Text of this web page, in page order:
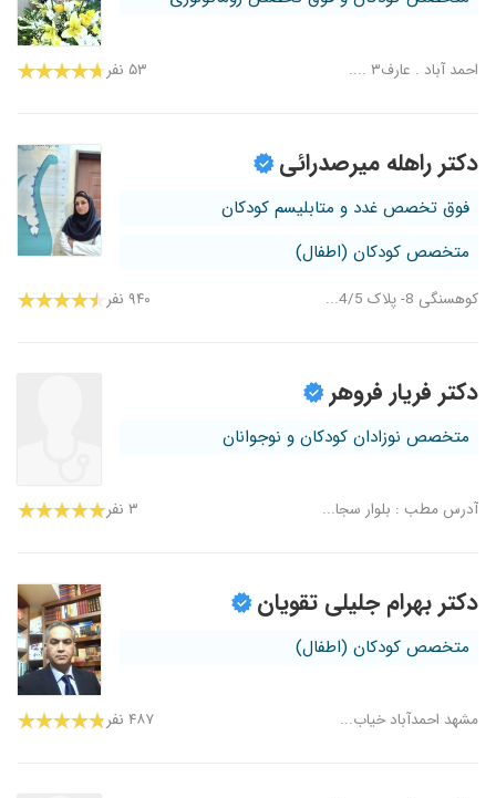
احمد آباد . عارف۳ .... ۵۳ نفر
دکتر راهله میرصدرائی
فوق تخصص غدد و متابلیسم کودکان
متخصص کودکان (اطفال)
کوهسنگی 8- پلاک 4/5... ۹۴۰ نفر
دکتر فریار فروهر
متخصص نوزادان کودکان و نوجوانان
آدرس مطب : بلوار سجا... ۳ نفر
دکتر بهرام جلیلی تقویان
متخصص کودکان (اطفال)
مشهد احمدآباد خیاب... ۴۸۷ نفر